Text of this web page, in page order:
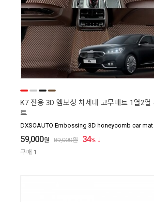
K7 전용 3D 엠보싱 차세대 고무매트 1열2열
트
DXSOAUTO Embossing 3D honeycomb car mat
59,000원 89,000원 34%
구매 1